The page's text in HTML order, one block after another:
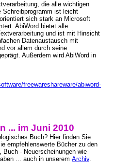
die alle wichtigen
Schreibprogramm ist leicht
sich stark an Microsoft
AbiWord bietet alle
und ist mit Hinsicht
Datenaustausch mit
vor allem durch seine
Außerdem wird AbiWord in
freewareshareware/abiword-
... im Juni 2010
Buch? Hier finden Sie
empfehlenswerte Bücher zu den
Buch - Neuerscheinungen wie
... auch in unserem Archiv.